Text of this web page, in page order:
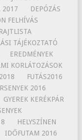
2017
DEPÓZÁS
FELHÍVÁS
TÁJÉKOZTATÓ
EREDMÉNYEK
KORLÁTOZÁSOK
FUTÁS2016
2016
GYEREK KERÉKPÁR
HELYSZÍNEN
IDŐFUTAM 2016